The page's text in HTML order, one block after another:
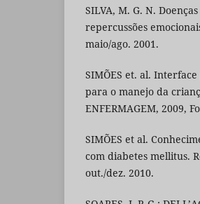
SILVA, M. G. N.
repercussões
maio/ago. 2001.
SIMÕES et. al.
para o manejo da
ENFERMAGEM, 2009,
SIMÕES et al.
com diabetes mellitus.
out./dez. 2010.